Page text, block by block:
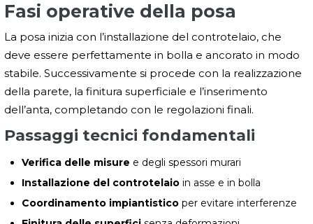
Fasi operative della posa
La posa inizia con l’installazione del controtelaio, che
deve essere perfettamente in bolla e ancorato in modo
stabile. Successivamente si procede con la realizzazione
della parete, la finitura superficiale e l’inserimento
dell’anta, completando con le regolazioni finali.
Passaggi tecnici fondamentali
Verifica delle misure e degli spessori murari
Installazione del controtelaio in asse e in bolla
Coordinamento impiantistico per evitare interferenze